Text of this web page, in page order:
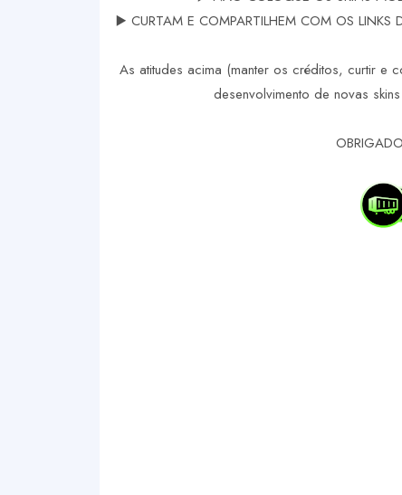
▶️ CURTAM E COMPARTILHEM COM OS LINKS
As atitudes acima (manter os créditos, curtir e
desenvolvimento de novas